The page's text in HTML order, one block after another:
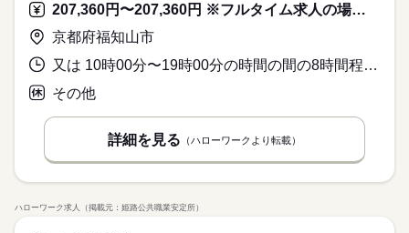
207,360円〜207,360円 ※フルタイム求人の場合は月額（換算額）、パート求人の場合は時間額を表示しています。
京都府福知山市
又は 10時00分〜19時00分の時間の間の8時間程度 就業時間に関する特記事項 勤務時間・曜日は相談に応じます。お気軽にお問合せください。
その他
詳細を見る （ハローワークより転載）
ハローワーク求人（掲載元：姫路公共職業安定所）